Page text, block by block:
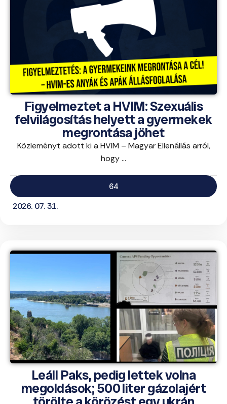
Figyelmeztet a HVIM: Szexuális
felvilágosítás helyett a gyermekek
megrontása jöhet
Közleményt adott ki a HVIM – Magyar Ellenállás arról,
hogy ...
64
2026. 07. 31.
Leáll Paks, pedig lettek volna
megoldások; 500 liter gázolajért